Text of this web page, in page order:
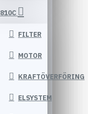
810C
FILTER
MOTOR
KRAFTÖVERFÖRING
ELSYSTEM